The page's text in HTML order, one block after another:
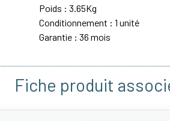
Poids : 3.65Kg
Conditionnement : 1 unité
Garantie : 36 mois
Fiche produit